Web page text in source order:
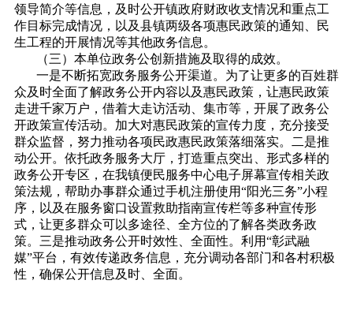
领导简介等信息，及时公开镇政府财政收支情况和重点工
作目标完成情况，以及县镇两级各项惠民政策的通知、民
生工程的开展情况等其他政务信息。
（三）本单位政务公创新措施及取得的成效。
一是不断拓宽政务服务公开渠道。为了让更多的百姓群
众及时全面了解政务公开内容以及惠民政策，让惠民政策
走进千家万户，借着大走访活动、集市等，开展了政务公
开政策宣传活动。加大对惠民政策的宣传力度，充分接受
群众监督，努力推动各项民政惠民政策落细落实。二是推
动公开。依托政务服务大厅，打造重点突出、形式多样的
政务公开专区，在我镇便民服务中心电子屏幕宣传相关政
策法规，帮助办事群众通过手机注册使用“阳光三务”小程
序，以及在服务窗口设置救助指南宣传栏等多种宣传形
式，让更多群众可以多途径、全方位的了解各类政务政
策。三是推动政务公开时效性、全面性。利用“彰武融
媒”平台，有效传递政务信息，充分调动各部门和各村积极
性，确保公开信息及时、全面。